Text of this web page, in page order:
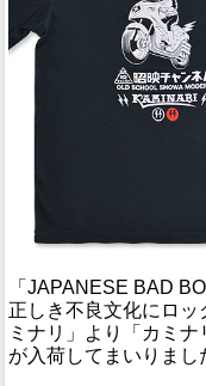
「JAPANESE BAD
正しき不良文化にロ
ミナリ」より「カミナ
が入荷してまいりまし